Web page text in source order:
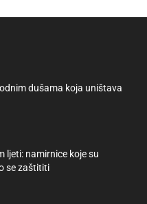
dušama koja uništava
ljeti: namirnice koje su
se zaštititi